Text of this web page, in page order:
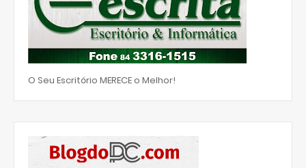
O Seu Escritório MERECE o Melhor!